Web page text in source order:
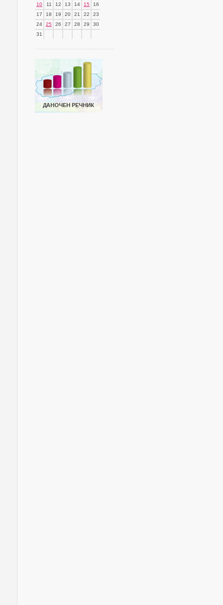
10
11 12 13 14 15
16
17
18 19 20 21 22
23
24
25 26 27 28 29
30
31